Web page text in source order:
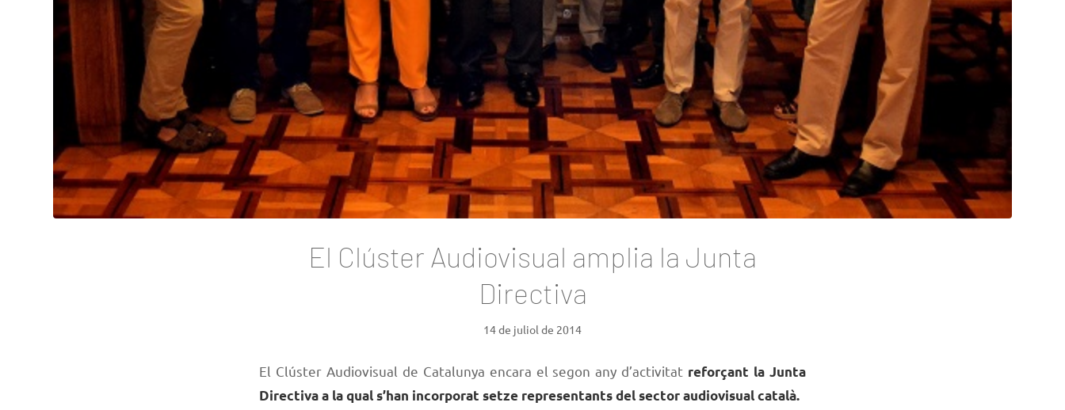
El Clúster Audiovisual amplia la Junta
Directiva
14 de juliol de 2014
El Clúster Audiovisual de Catalunya encara el segon any d’activitat reforçant la Junta
Directiva a la qual s’han incorporat setze representants del sector audiovisual català.